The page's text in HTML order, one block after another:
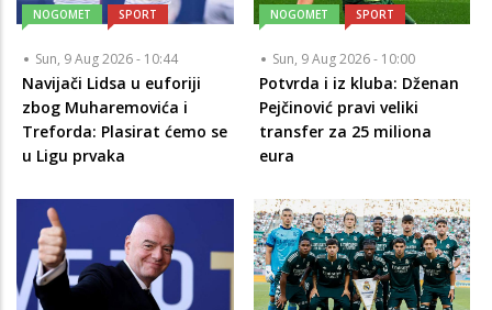
NOGOMET SPORT
Sun, 9 Aug 2026 - 10:44
Navijači Lidsa u euforiji
zbog Muharemovića i
Treforda: Plasirat ćemo se
u Ligu prvaka
NOGOMET SPORT
Sun, 9 Aug 2026 - 10:00
Potvrda i iz kluba: Dženan
Pejčinović pravi veliki
transfer za 25 miliona
eura